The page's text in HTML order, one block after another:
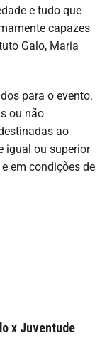
e tudo que
capazes
Galo, Maria
para o evento.
ou não
ao
igual ou superior
em condições de
x Juventude